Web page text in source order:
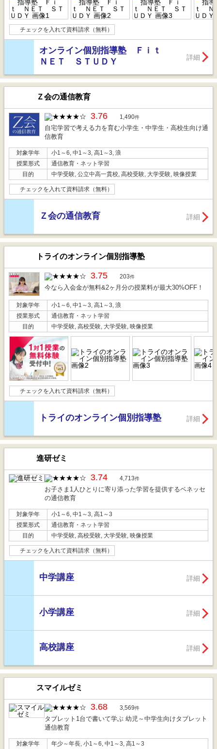
チェックを入れて資料請求（無料）
オンライン個別指導塾 Ｆｉｔ
ＮＥＴ ＳＴＵＤＹ
詳細
Ｚ会の通信教育
3.76 1,490件
自宅学習で考える力を育む小学生・中学生・高校生向け通
信教育
対象学年
小1～6, 中1～3, 高1～3, 浪
授業形式
通信教育・ネット学習
目的
中学受験, 公立中高一貫校, 高校受験, 大学受験, 映像授業
チェックを入れて資料請求（無料）
Ｚ会の通信教育 詳細
トライのオンライン個別指導塾
3.75 203件
今なら入会金が無料&2ヶ月分の授業料が最大30%OFF！
対象学年
小1～6, 中1～3, 高1～3, 浪
授業形式
通信教育・ネット学習
目的
中学受験, 高校受験, 大学受験, 映像授業
チェックを入れて資料請求（無料）
トライのオンライン個別指導塾 詳細
進研ゼミ
3.74 4,713件
お子さま1人ひとりに寄り添った学習を提供するベネッセ
の通信教育
対象学年
小1～6, 中1～3, 高1～3
授業形式
通信教育・ネット学習
目的
中学受験, 高校受験, 大学受験, 映像授業
チェックを入れて資料請求（無料）
中学講座 詳細
小学講座 詳細
高校講座 詳細
スマイルゼミ
3.68 3,569件
タブレット1台で書いて学ぶ 幼児～中学生向けタブレット
通信教育
対象学年 年少～年長, 小1～6, 中1～3, 高1～3